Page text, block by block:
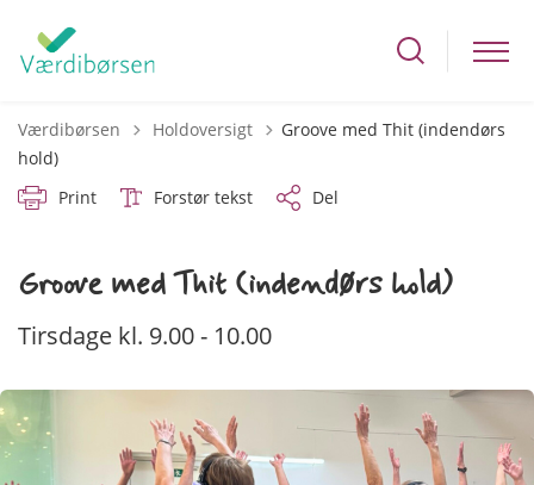
Værdibørsen Tilbage til
Holdoversigt
Groove med Thit (indendørs
hold)
Print
Forstør tekst Del
Groove med Thit (indendørs hold)
Tirsdage kl. 9.00 - 10.00